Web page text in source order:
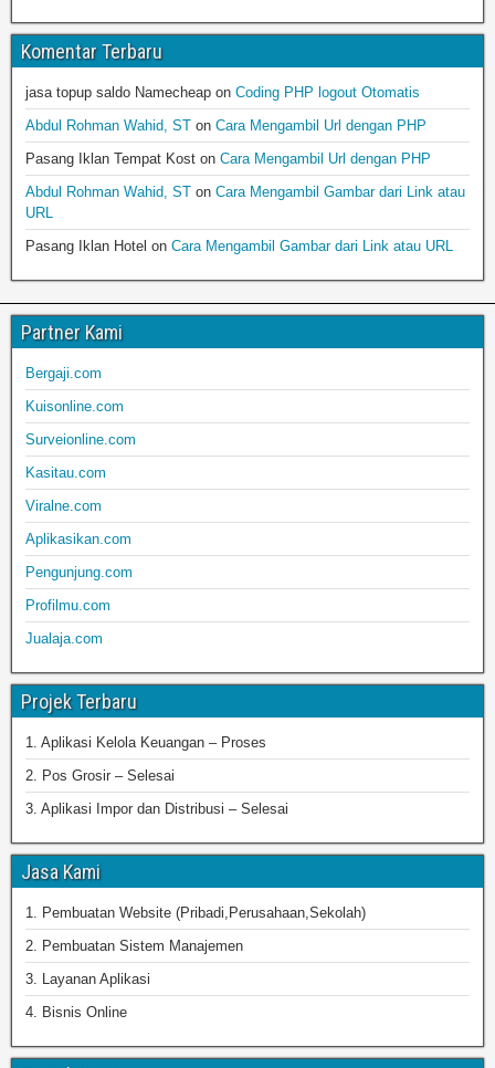
Komentar Terbaru
jasa topup saldo Namecheap on Coding PHP logout Otomatis
Abdul Rohman Wahid, ST on Cara Mengambil Url dengan PHP
Pasang Iklan Tempat Kost on Cara Mengambil Url dengan PHP
Abdul Rohman Wahid, ST on Cara Mengambil Gambar dari Link atau
URL
Pasang Iklan Hotel on Cara Mengambil Gambar dari Link atau URL
Partner Kami
Bergaji.com
Kuisonline.com
Surveionline.com
Kasitau.com
Viralne.com
Aplikasikan.com
Pengunjung.com
Profilmu.com
Jualaja.com
Projek Terbaru
1. Aplikasi Kelola Keuangan – Proses
2. Pos Grosir – Selesai
3. Aplikasi Impor dan Distribusi – Selesai
Jasa Kami
1. Pembuatan Website (Pribadi,Perusahaan,Sekolah)
2. Pembuatan Sistem Manajemen
3. Layanan Aplikasi
4. Bisnis Online